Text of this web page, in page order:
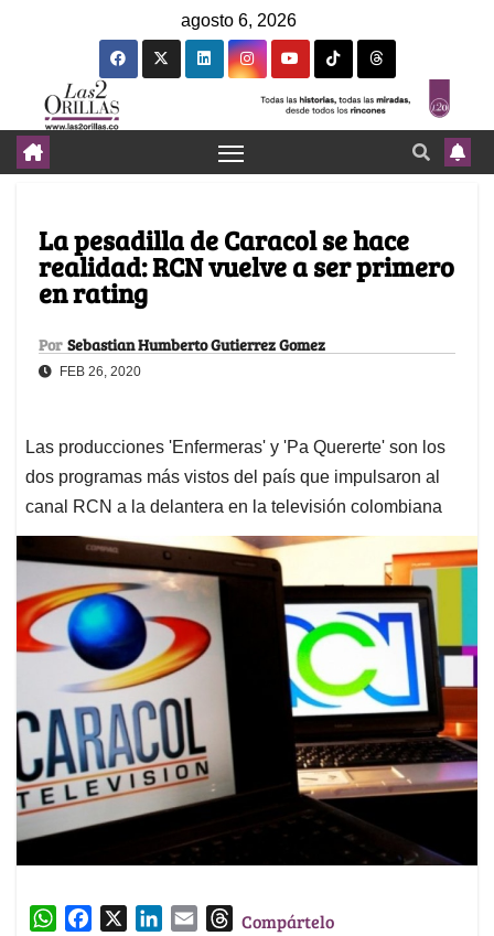
agosto 6, 2026
La pesadilla de Caracol se hace
realidad: RCN vuelve a ser primero
en rating
Por Sebastian Humberto Gutierrez Gomez
FEB 26, 2020
Las producciones 'Enfermeras' y 'Pa Quererte' son los
dos programas más vistos del país que impulsaron al
canal RCN a la delantera en la televisión colombiana
W
TCompártelo